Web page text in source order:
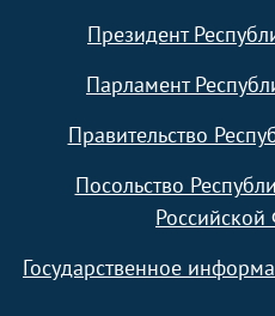
Президент
Парламент
Правительство
Посольство
Государственное